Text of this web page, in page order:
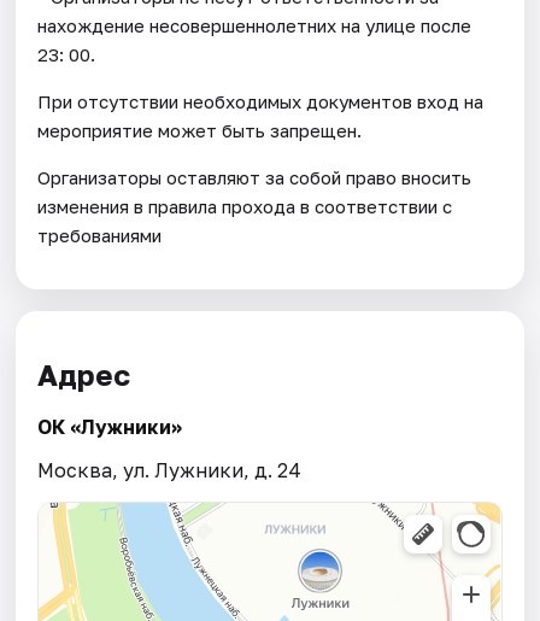
нахождение несовершеннолетних на улице после
23: 00.
При отсутствии необходимых документов вход на
мероприятие может быть запрещен.
Организаторы оставляют за собой право вносить
изменения в правила прохода в соответствии с
требованиями
Адрес
ОК «Лужники»
Москва, ул. Лужники, д. 24